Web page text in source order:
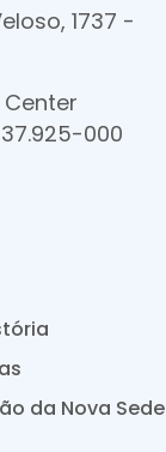
1737 -
000
da Nova Sede